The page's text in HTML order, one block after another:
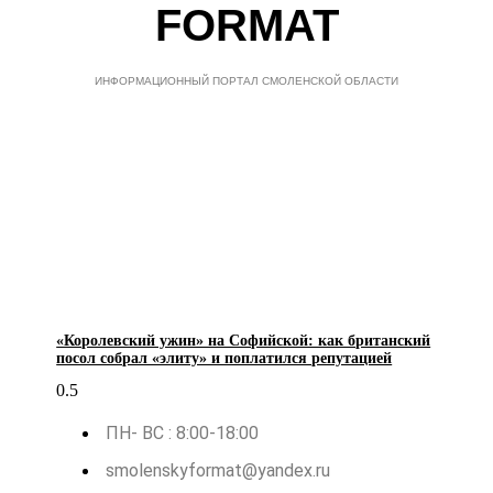
FORMAT
ИНФОРМАЦИОННЫЙ ПОРТАЛ СМОЛЕНСКОЙ ОБЛАСТИ
«Королевский ужин» на Софийской: как британский
посол собрал «элиту» и поплатился репутацией
ПН- ВС : 8:00-18:00
smolenskyformat@yandex.ru